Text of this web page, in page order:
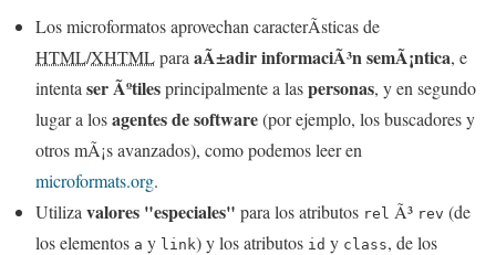
Los microformatos aprovechan caracterÃ­sticas de
HTML/XHTMLpara aÃ±adir informaciÃ³n semÃ¡ntica, e
intenta ser Ãºtilesprincipalmente a laspersonas, y en segundo
lugar a losagentes de software(por ejemplo, los buscadores y
otros mÃ¡s avanzados), como podemos leer en
microformats.org.
Utiliza valores "especiales" para los atributos rel Ã³ rev (de
los elementos a y link) y los atributos id y class, de los